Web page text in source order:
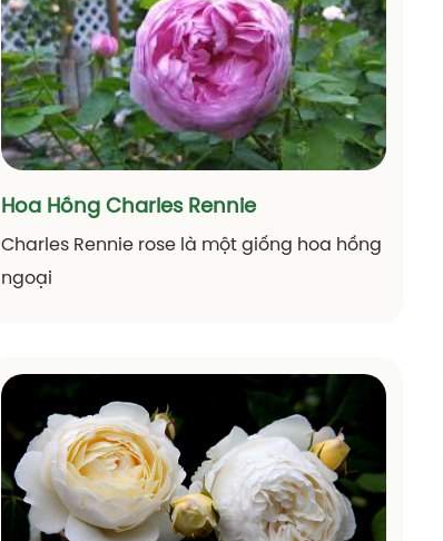
Sản phẩm khác
Hoa Hồng Charles Rennie
Charles Rennie rose là một giống hoa hồng
ngoại